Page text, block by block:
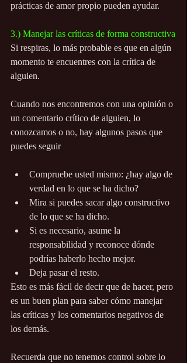
prácticas de amor propio pueden ayudar.
3.) Manejar las críticas de forma constructiva
Si respiras, lo más probable es que en algún
momento te encuentres con la crítica de
alguien.
Cuando nos encontremos con una opinión o
un comentario crítico de alguien, lo
conozcamos o no, hay algunos pasos que
puedes seguir
Compruebe usted mismo: ¿hay algo de
verdad en lo que se ha dicho?
Mira si puedes sacar algo constructivo
de lo que se ha dicho.
Si es necesario, asume la
responsabilidad y reconoce dónde
podrías haberlo hecho mejor.
Deja pasar el resto.
Esto es más fácil de decir que de hacer, pero
es un buen plan para saber cómo manejar
las críticas y los comentarios negativos de
los demás.
Recuerda que no tenemos control sobre lo